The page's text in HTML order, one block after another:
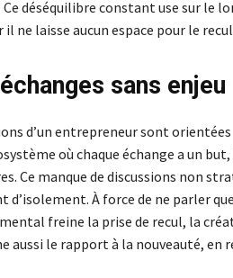
déséquilibre constant use sur le
ne laisse aucun espace pour le
sans enjeu
d’un entrepreneur sont orientées
où chaque échange a un
Ce manque de discussions non
d’isolement. À force de ne parler
mental freine la prise de recul, la
aussi le rapport à la nouveauté,